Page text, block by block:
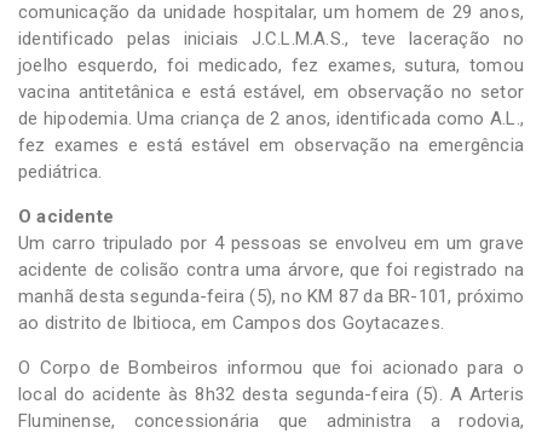
comunicação da unidade hospitalar, um homem de 29 anos,
identificado pelas iniciais J.C.L.M.A.S., teve laceração no
joelho esquerdo, foi medicado, fez exames, sutura, tomou
vacina antitetânica e está estável, em observação no setor
de hipodemia. Uma criança de 2 anos, identificada como A.L.,
fez exames e está estável em observação na emergência
pediátrica.
O acidente
Um carro tripulado por 4 pessoas se envolveu em um grave
acidente de colisão contra uma árvore, que foi registrado na
manhã desta segunda-feira (5), no KM 87 da BR-101, próximo
ao distrito de Ibitioca, em Campos dos Goytacazes.
O Corpo de Bombeiros informou que foi acionado para o
local do acidente às 8h32 desta segunda-feira (5). A Arteris
Fluminense, concessionária que administra a rodovia,